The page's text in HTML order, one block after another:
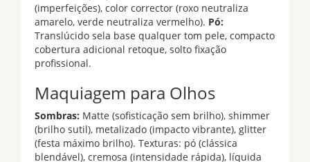
(imperfeições), color corrector (roxo neutraliza
amarelo, verde neutraliza vermelho). Pó:
Translúcido sela base qualquer tom pele, compacto
cobertura adicional retoque, solto fixação
profissional.
Maquiagem para Olhos
Sombras: Matte (sofisticação sem brilho), shimmer
(brilho sutil), metalizado (impacto vibrante), glitter
(festa máximo brilho). Texturas: pó (clássica
blendável), cremosa (intensidade rápida), líquida